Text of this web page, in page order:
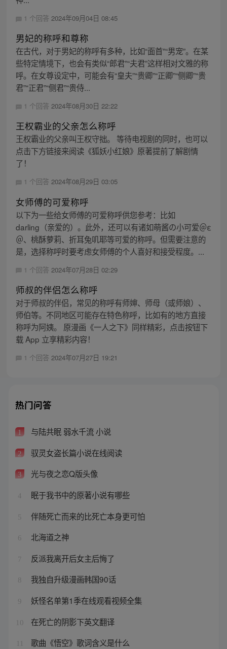
1 个回答 2024年09月04日 08:45
男妃的称呼和尊称
在古代，对于男妃的称呼有多种，比如“面首”“男宠”。在某
些特定情境下，也会有类似“郎君”“夫君”这样相对文雅的称
呼。在女尊设定中，可能会有“皇夫”“贵卿”“正卿”“侧卿”“贵
君”“正君”“侧君”“贵侍...
1 个回答 2024年08月30日 22:22
王权霸业的父亲怎么称呼
王权霸业的父亲叫王权守拙。 等待电视剧的同时，也可以
点击下方链接来阅读《狐妖小红娘》原著提前了解剧情
了！
1 个回答 2024年08月29日 03:05
女师傅的可爱称呼
以下为一些给女师傅的可爱称呼供您参考：比如
darling（亲爱的）。此外，还可以有诸如萌酱の小可爱＠ε
＠、桃酥萝莉、折耳兔叽耶等可爱的称呼。但需要注意的
是，选择称呼时要考虑女师傅的个人喜好和接受程度。...
1 个回答 2024年07月28日 02:29
师叔的伴侣怎么称呼
对于师叔的伴侣，常见的称呼有师婶、师母（或师娘）、
师伯等。不同地区可能存在特色称呼，比如有的地方直接
称呼为阿姨。 原漫画《一人之下》同样精彩，点击按钮下
载 App 立享精彩内容！
1 个回答 2024年07月27日 19:21
热门问答
1 与陆共眠 弱水千流 小说
2 驭灵女盗长篇小说在线阅读
3 光与夜之恋Q版头像
4 眠于我书中的原著小说有哪些
5 伴随死亡而来的比死亡本身更可怕
6 北海道之神
7 反派我离开后女主后悔了
8 我独自升级漫画韩国90话
9 妖怪名单第1季在线观看视频全集
10 在死亡的阴影下英文翻译
歌曲《悟空》歌词含义是什么